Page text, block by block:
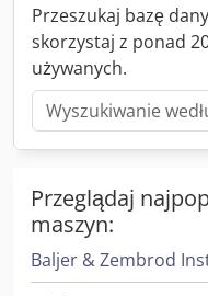
Jednostka
System chłodzenia piły
imadła • 4 poziome
Dedpfxeramvae Anpokr
Przesyłanie listy cięć
Hydropneumatyczny
Przeszukaj bazę
skorzystaj z ponad
używanych.
Przeglądaj
maszyn:
Baljer & Zembrod